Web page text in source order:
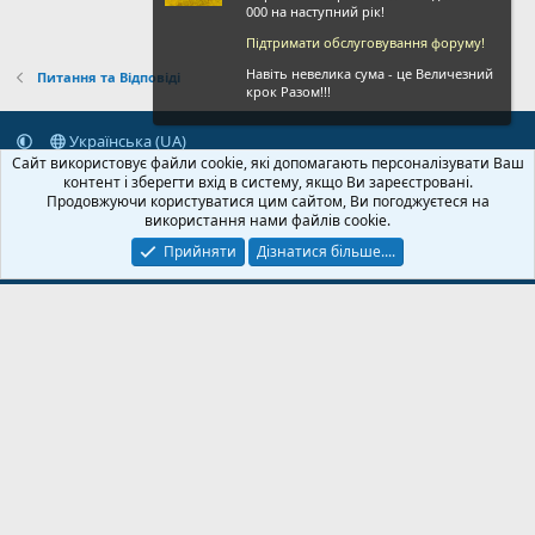
Питання та Відповіді
Українська (UA)
Зворотній зв'язок
Умови і правила
Політика конфіденційності
Дoпoмoга
Головна
R
S
S
© 2020-2026 FPVUA.ORG Розроблено:Magshifter
000 на наступний рік!
Підтримати обслуговування форуму!
Навіть невелика сума - це Величезний
крок Разом!!!
Сайт використовує файли cookie, які допомагають персоналізувати Ваш
контент і зберегти вхід в систему, якщо Ви зареєстровані.
Продовжуючи користуватися цим сайтом, Ви погоджуєтеся на
використання нами файлів cookie.
Прийняти
Дізнатися більше....